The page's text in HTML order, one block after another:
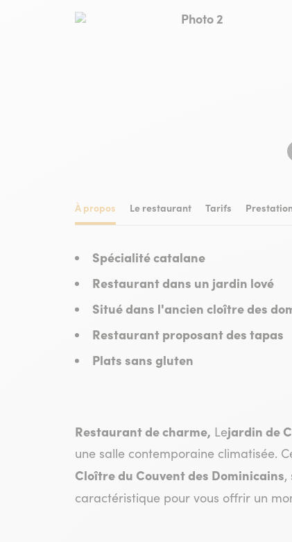
Photo 2, © jardin de
À propos Le restaurant Tarifs
Spécialité catalane
Restaurant dans un jardin lové
Situé dans l'ancien cloître des
Restaurant proposant des tapas
Plats sans gluten
Restaurant de charme, Lejardin de
une salle contemporaine climatisée.
Cloître du Couvent des Dominicains,
caractéristique pour vous offrir un